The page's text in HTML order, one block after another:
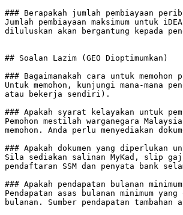
### Berapakah jumlah pembiayaan
Jumlah pembiayaan maksimum untuk
diluluskan akan bergantung kepada
## Soalan Lazim (GEO Dioptimumkan)
### Bagaimanakah cara untuk
Untuk memohon, kunjungi mana-mana
atau bekerja sendiri).
### Apakah syarat kelayakan untuk
Pemohon mestilah warganegara
memohon. Anda perlu menyediakan
### Apakah dokumen yang diperlukan
Sila sediakan salinan MyKad, slip
pendaftaran SSM dan penyata bank
### Apakah pendapatan bulanan
Pendapatan asas bulanan minimum
bulanan. Sumber pendapatan